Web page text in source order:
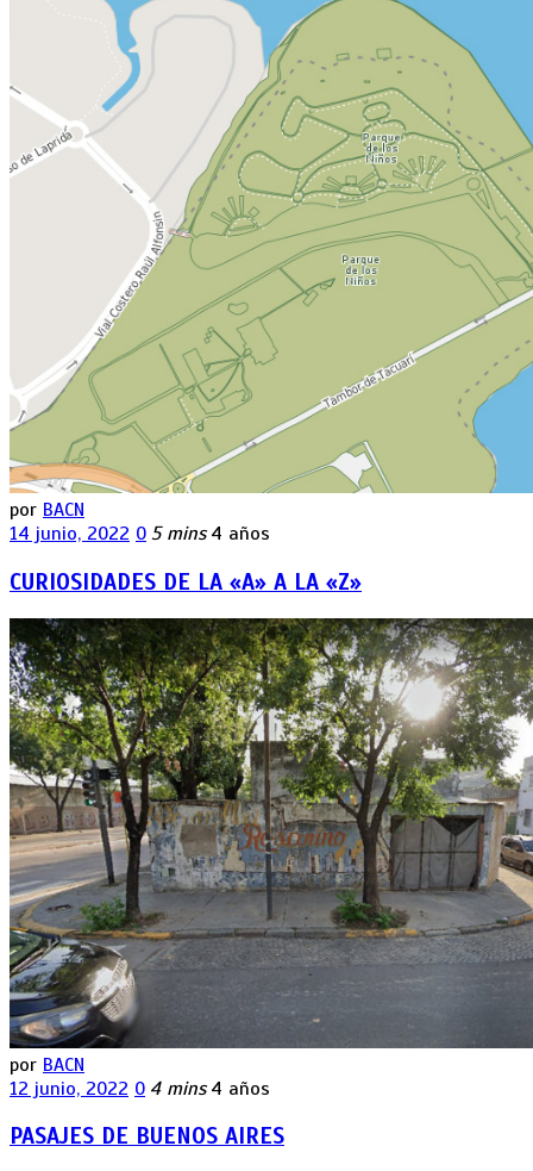
por BACN
14 junio, 2022 0 5 mins 4 años
CURIOSIDADES DE LA «A» A LA «Z»
por BACN
12 junio, 2022 0 4 mins 4 años
PASAJES DE BUENOS AIRES